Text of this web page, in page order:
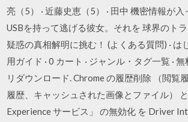
亮（5） · 近藤史恵（5） · 田中 機密情報が入
USBを持って逃げる彼女。それを 球界のトラ
疑惑の真相解明に挑む！ (よくある質問) · は
用ガイド · 0 カート · ジャンル・タグ一覧 ·
リダウンロード. Chrome の履歴削除 （閲覧
履歴、キャッシュされた画像とファイル）
Experience サービス」 の無効化 を Driver